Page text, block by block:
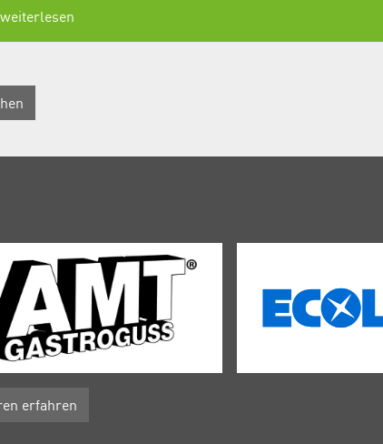
weiterlesen
erfahren